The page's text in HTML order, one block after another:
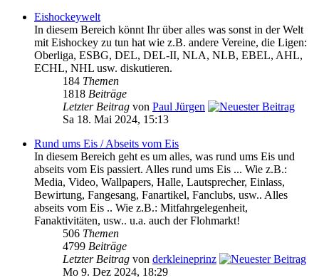
Eishockeywelt
In diesem Bereich könnt Ihr über alles was sonst in der Welt
mit Eishockey zu tun hat wie z.B. andere Vereine, die Ligen:
Oberliga, ESBG, DEL, DEL-II, NLA, NLB, EBEL, AHL,
ECHL, NHL usw. diskutieren.
184 Themen
1818 Beiträge
Letzter Beitrag von Paul Jürgen
Sa 18. Mai 2024, 15:13
Rund ums Eis / Abseits vom Eis
In diesem Bereich geht es um alles, was rund ums Eis und
abseits vom Eis passiert. Alles rund ums Eis ... Wie z.B.:
Media, Video, Wallpapers, Halle, Lautsprecher, Einlass,
Bewirtung, Fangesang, Fanartikel, Fanclubs, usw.. Alles
abseits vom Eis .. Wie z.B.: Mitfahrgelegenheit,
Fanaktivitäten, usw.. u.a. auch der Flohmarkt!
506 Themen
4799 Beiträge
Letzter Beitrag von derkleineprinz
Mo 9. Dez 2024, 18:29